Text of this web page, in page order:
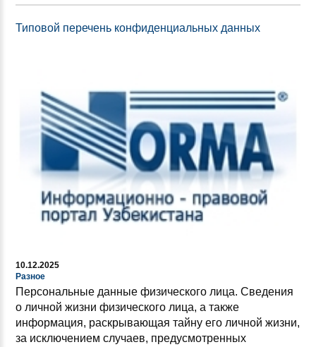
Типовой перечень конфиденциальных данных
10.12.2025
Разное
Персональные данные физического лица. Сведения
о личной жизни физического лица, а также
информация, раскрывающая тайну его личной жизни,
за исключением случаев, предусмотренных